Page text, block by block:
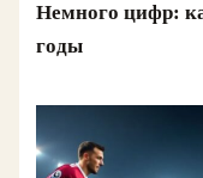
Немного цифр:
годы